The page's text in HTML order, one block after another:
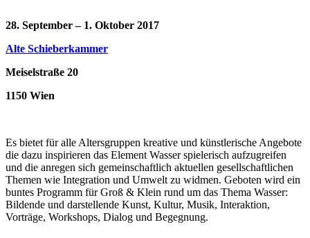
28. September – 1. Oktober 2017
Alte Schieberkammer
Meiselstraße 20
1150 Wien
Es bietet für alle Altersgruppen kreative und künstlerische Angebote
die dazu inspirieren das Element Wasser spielerisch aufzugreifen
und die anregen sich gemeinschaftlich aktuellen gesellschaftlichen
Themen wie Integration und Umwelt zu widmen. Geboten wird ein
buntes Programm für Groß & Klein rund um das Thema Wasser:
Bildende und darstellende Kunst, Kultur, Musik, Interaktion,
Vorträge, Workshops, Dialog und Begegnung.